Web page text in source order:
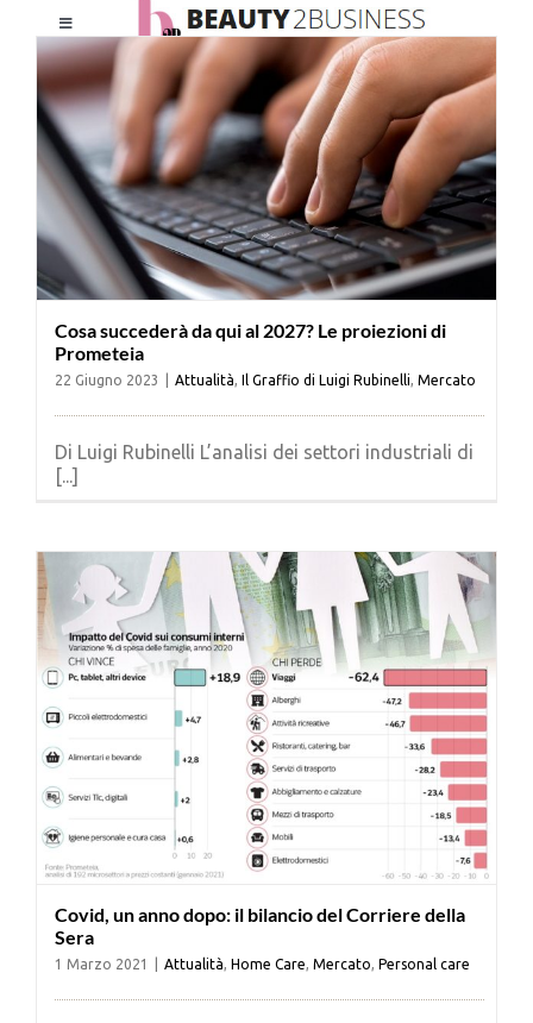
contenuto
Toggle
Navigation
HOME
CHI SIAMO
LE RIVISTE
NEWSLETTER
CATEGORIE
CONTATTI
Cerca
per:
Cosa succederà da qui al 2027? Le proiezioni di
Prometeia
22 Giugno 2023 Attualità, Il Graffio di Luigi Rubinelli, Mercato
Di Luigi Rubinelli L’analisi dei settori industriali di
[...]
Covid, un anno dopo: il bilancio del Corriere della
Sera
1 Marzo 2021 Attualità Home Care Mercato Personal care